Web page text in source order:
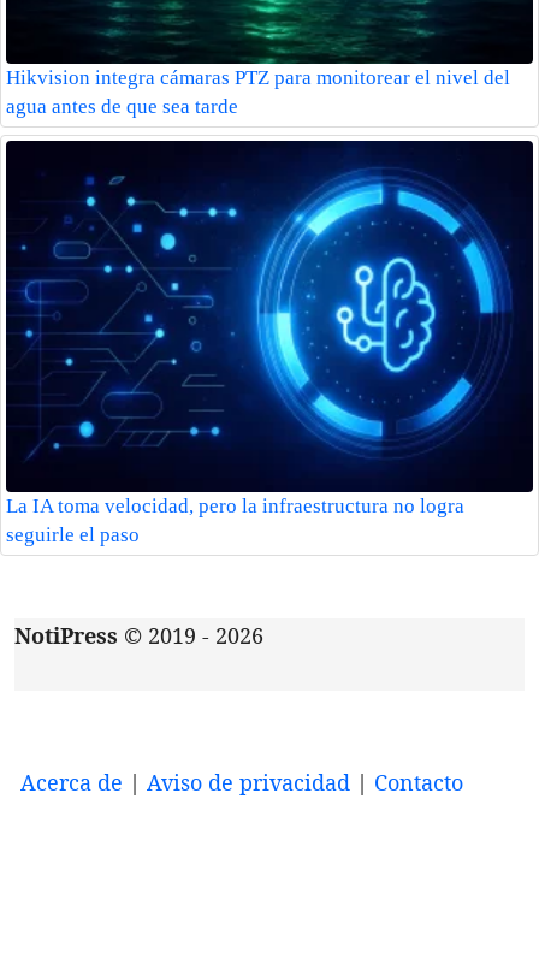
Hikvision integra cámaras PTZ para monitorear el nivel del
agua antes de que sea tarde
La IA toma velocidad, pero la infraestructura no logra
seguirle el paso
NotiPress © 2019 - 2026
Acerca de | Aviso de privacidad | Contacto